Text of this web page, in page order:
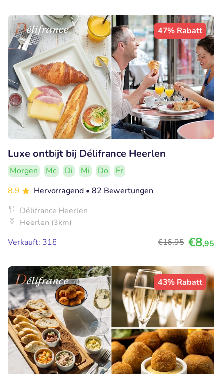
47% Rabatt
Luxe ontbijt bij Délifrance Heerlen
Morgen Mo Di Mi Do
Fr
8.9
Hervorragend • 82 Bewertungen
Délifrance Heerlen
Heerlen (3km)
Verkauft: 318
€16,95 €8,95
43% Rabatt